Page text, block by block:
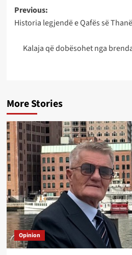
Post
navigation
Previous:
Historia legjendë e Qafës së
Kalaja që dobësohet nga
More Stories
Opinion